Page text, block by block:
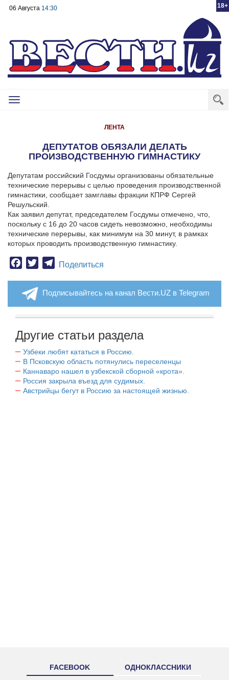
18+
06 Августа 14:30
Toggle
ЛЕНТА
ДЕПУТАТОВ ОБЯЗАЛИ ДЕЛАТЬ
ПРОИЗВОДСТВЕННУЮ ГИМНАСТИКУ
Депутатам российский Госдумы организованы обязательные
технические перерывы с целью проведения производственной
гимнастики, сообщает замглавы фракции КПРФ Сергей
Решульский.
Как заявил депутат, председателем Госдумы отмечено, что,
поскольку с 16 до 20 часов сидеть невозможно, необходимы
технические перерывы, как минимум на 30 минут, в рамках
которых проводить производственную гимнастику.
Facebook
TwitterTelegram
Поделиться
Подписывайтесь на канал Вести.UZ в Telegram
Другие статьи раздела
Узбеки любят кататься в Россию.
В Псковскую область потянулись переселенцы
Каннаваро нашел в узбекской сборной «крота».
Россия закрыла въезд для судимых.
Австрийцы бегут в Россию за настоящей жизнью.
FACEBOOK ОДНОКЛАССНИКИ